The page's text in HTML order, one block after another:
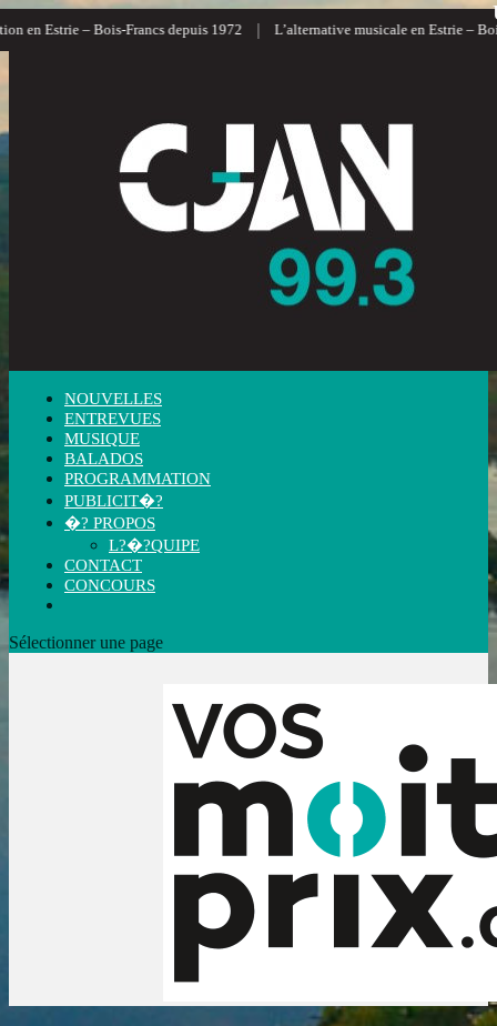
Estrie – Bois-Francs depuis 1972 | L’alternative musicale en Estrie – Bois-
NOUVELLES
ENTREVUES
MUSIQUE
BALADOS
PROGRAMMATION
PUBLICIT�?
�? PROPOS
L?�?QUIPE
CONTACT
CONCOURS
Sélectionner une page